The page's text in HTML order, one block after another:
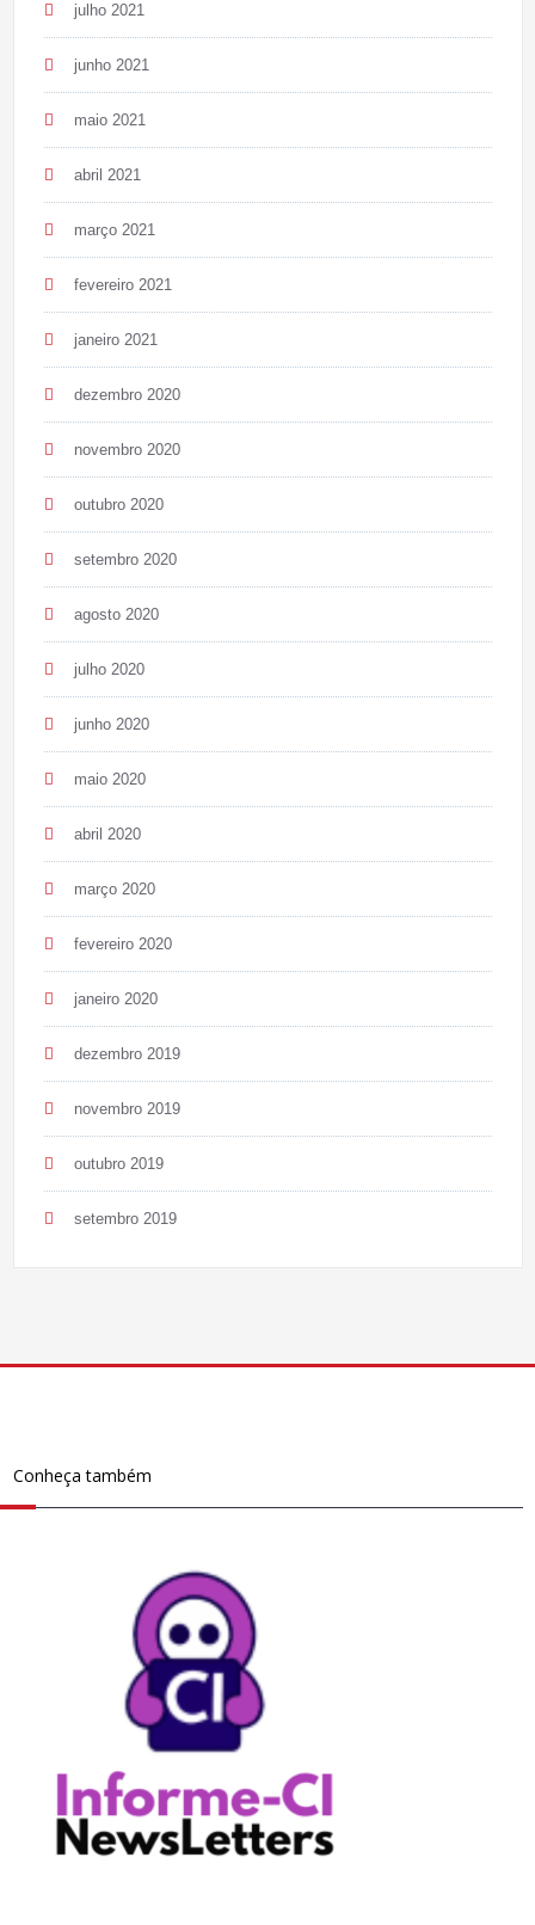
julho 2021
junho 2021
maio 2021
abril 2021
março 2021
fevereiro 2021
janeiro 2021
dezembro 2020
novembro 2020
outubro 2020
setembro 2020
agosto 2020
julho 2020
junho 2020
maio 2020
abril 2020
março 2020
fevereiro 2020
janeiro 2020
dezembro 2019
novembro 2019
outubro 2019
setembro 2019
Conheça também